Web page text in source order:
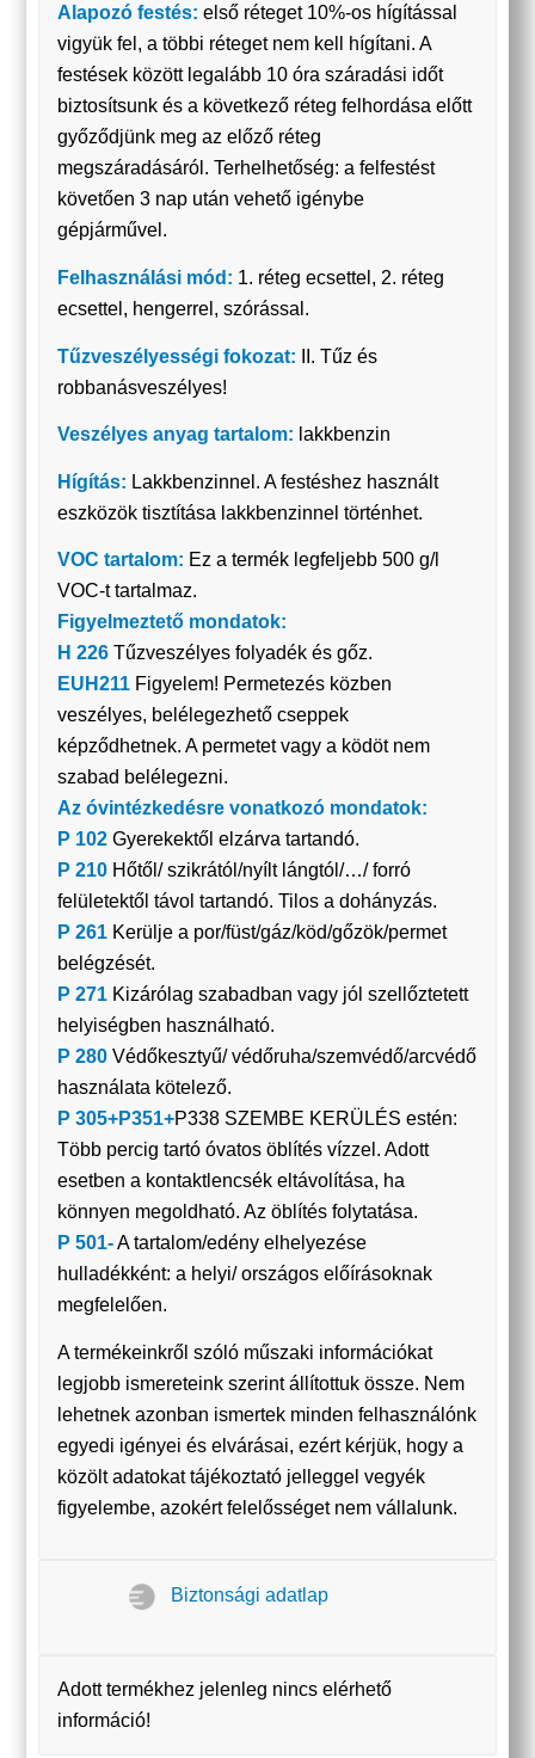
Alapozó festés: első réteget 10%-os hígítással
vigyük fel, a többi réteget nem kell hígítani. A
festések között legalább 10 óra száradási időt
biztosítsunk és a következő réteg felhordása előtt
győződjünk meg az előző réteg
megszáradásáról. Terhelhetőség: a felfestést
követően 3 nap után vehető igénybe
gépjárművel.
Felhasználási mód: 1. réteg ecsettel, 2. réteg
ecsettel, hengerrel, szórással.
Tűzveszélyességi fokozat: II. Tűz és
robbanásveszélyes!
Veszélyes anyag tartalom: lakkbenzin
Hígítás: Lakkbenzinnel. A festéshez használt
eszközök tisztítása lakkbenzinnel történhet.
VOC tartalom: Ez a termék legfeljebb 500 g/l
VOC-t tartalmaz.
Figyelmeztető mondatok:
H 226 Tűzveszélyes folyadék és gőz.
EUH211 Figyelem! Permetezés közben
veszélyes, belélegezhető cseppek
képződhetnek. A permetet vagy a ködöt nem
szabad belélegezni.
Az óvintézkedésre vonatkozó mondatok:
P 102 Gyerekektől elzárva tartandó.
P 210 Hőtől/ szikrától/nyílt lángtól/…/ forró
felületektől távol tartandó. Tilos a dohányzás.
P 261 Kerülje a por/füst/gáz/köd/gőzök/permet
belégzését.
P 271 Kizárólag szabadban vagy jól szellőztetett
helyiségben használható.
P 280 Védőkesztyű/ védőruha/szemvédő/arcvédő
használata kötelező.
P 305+P351+P338 SZEMBE KERÜLÉS estén:
Több percig tartó óvatos öblítés vízzel. Adott
esetben a kontaktlencsék eltávolítása, ha
könnyen megoldható. Az öblítés folytatása.
P 501-A tartalom/edény elhelyezése
hulladékként: a helyi/ országos előírásoknak
megfelelően.
A termékeinkről szóló műszaki információkat
legjobb ismereteink szerint állítottuk össze. Nem
lehetnek azonban ismertek minden felhasználónk
egyedi igényei és elvárásai, ezért kérjük, hogy a
közölt adatokat tájékoztató jelleggel vegyék
figyelembe, azokért felelősséget nem vállalunk.
Biztonsági adatlap
Adott termékhez jelenleg nincs elérhető
információ!